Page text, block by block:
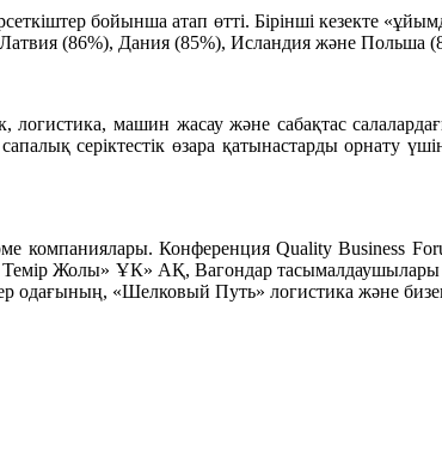
бойынша атап өтті. Бірінші кезекте
(86%), Дания (85%), Исландия және Польша
логистика, машин жасау және сабақтас
серіктестік өзара қатынастарды орнату
компаниялары. Конференция Quality Business
Жолы» ҰК» АҚ, Вагондар
одағының, «Шелковый Путь» логистика және